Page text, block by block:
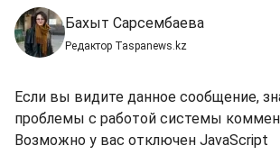
Бахыт Сарсембаева
Редактор Taspanews.kz
Если вы видите данное сообщение,
проблемы с работой системы
Возможно у вас отключен JavaScript